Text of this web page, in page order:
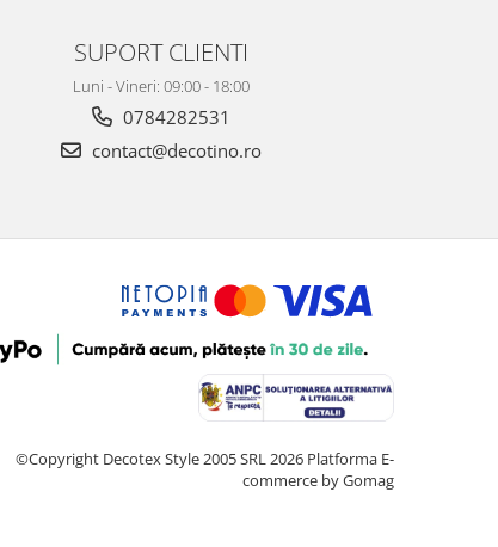
SUPORT CLIENTI
Luni - Vineri: 09:00 - 18:00
0784282531
contact@decotino.ro
©Copyright Decotex Style 2005 SRL 2026 Platforma E-
commerce by Gomag